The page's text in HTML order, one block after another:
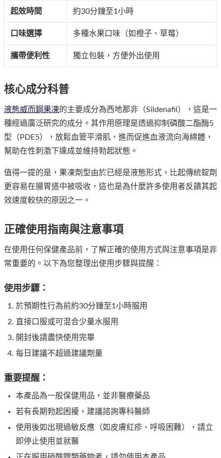
起效時間 約30分鐘至1小時
口味選擇 多種水果口味（如橙子、草莓）
攜帶便利性 獨立包裝，方便外出使用
核心成分科普
液態威而鋼果凍的主要成分為西地那非（Sildenafil），這是一
種經過廣泛研究的成分。其作用原理是透過抑制磷酸二酯酶5
型（PDE5），放鬆血管平滑肌，進而促進血液流向海綿體，
幫助在性刺激下達成並維持勃起狀態。
值得一提的是，果凍劑型由於已經是液態形式，比起傳統錠劑
更容易在腸胃道中被吸收，這也是為什麼許多使用者反饋其起
效速度較快的原因之一。
正確使用指南與注意事項
在使用任何保健產品前，了解正確的使用方式與注意事項是非
常重要的。以下為您整理出使用步驟與提醒：
使用步驟：
於預期性行為前約30分鐘至1小時服用
直接口服或可混合少量水服用
開封後請盡快使用完畢
每日建議不超過建議劑量
重要提醒：
本產品為一般保健用品，並非醫療藥品
若有長期勃起困擾，建議諮詢專科醫師
使用後如出現過敏反應（如皮膚紅疹、呼吸困難），請立
即停止使用並就醫